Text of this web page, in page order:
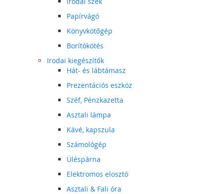
Papírvágó
Könyvkötőgép
Borítókötés
Irodai kiegészítők
Hát- és lábtámasz
Prezentációs eszköz
Széf, Pénzkazetta
Asztali lámpa
Kávé, kapszula
Számológép
Üléspárna
Elektromos elosztó
Asztali & Fali óra